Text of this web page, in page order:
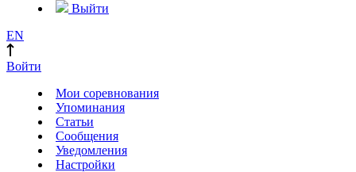
Выйти
EN
Войти
Мои соревнования
Упоминания
Статьи
Сообщения
Уведомления
Настройки